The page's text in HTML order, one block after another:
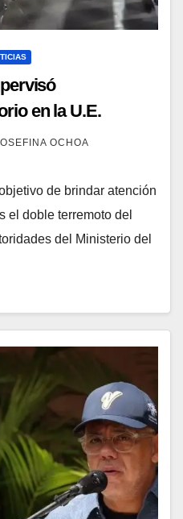
en la U.E.
OCHOA
de brindar atención
el doble terremoto del
del Ministerio del